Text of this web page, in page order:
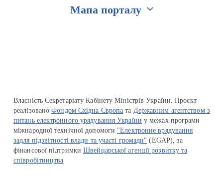
Мапа порталу
Власність Секретаріату Кабінету Міністрів України. Проєкт
реалізованоФондом Східна Європа та Державним агентством з
питань електронного урядування України у межах програми
міжнародної технічної допомоги "Електронне врядування
задля підзвітності влади та участі громади" (EGAP), за
фінансової підтримкиШвейцарської агенції розвитку та
співробітництва